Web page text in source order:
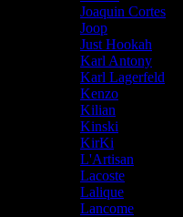
Joaquin Cortes
Joop
Just Hookah
Karl Antony
Karl Lagerfeld
Kenzo
Kilian
Kinski
KirKi
L'Artisan
Lacoste
Lalique
Lancome